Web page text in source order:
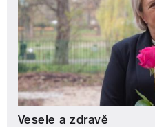
Vesele a zdravě